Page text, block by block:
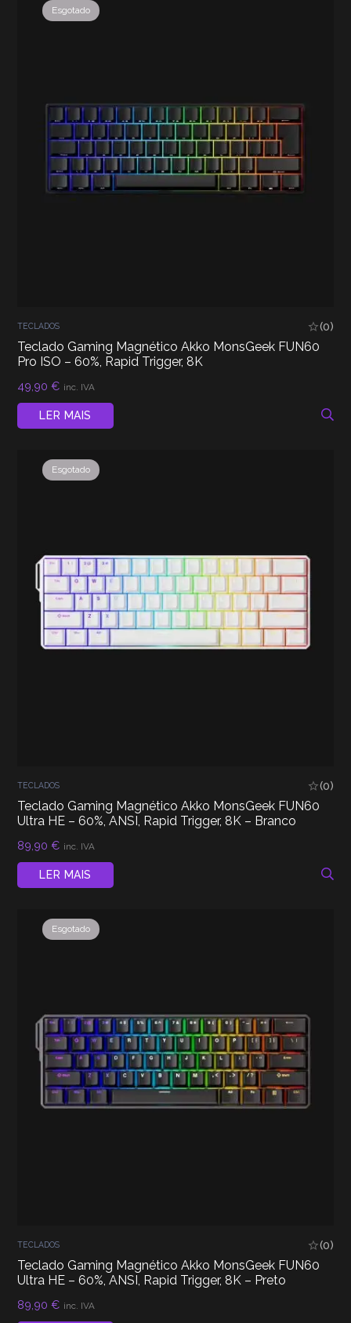
Esgotado
TECLADOS (0)
Teclado Gaming Magnético Akko MonsGeek FUN60
Pro ISO – 60%, Rapid Trigger, 8K
49,90€ inc. IVA
LER MAIS
Esgotado
TECLADOS (0)
Teclado Gaming Magnético Akko MonsGeek FUN60
Ultra HE – 60%, ANSI, Rapid Trigger, 8K – Branco
89,90€ inc. IVA
LER MAIS
Esgotado
TECLADOS (0)
Teclado Gaming Magnético Akko MonsGeek FUN60
Ultra HE – 60%, ANSI, Rapid Trigger, 8K – Preto
89,90€ inc. IVA